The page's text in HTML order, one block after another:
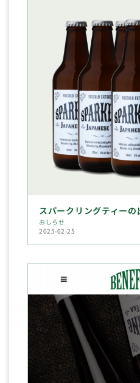
スパークリングティー
おしらせ
2025-02-25